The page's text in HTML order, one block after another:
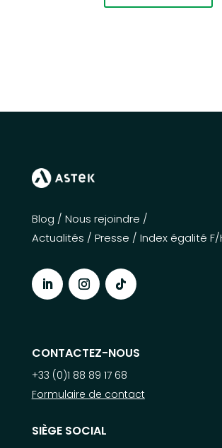
Blog / Nous rejoindre /
Actualités / Presse / Index égalité F/
CONTACTEZ-NOUS
+33 (0)1 88 89 17 68
Formulaire de contact
SIÈGE SOCIAL